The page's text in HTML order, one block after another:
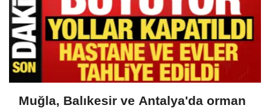
Muğla, Balıkesir ve Antalya'da orman